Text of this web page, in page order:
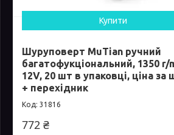
Купити
Шуруповерт MuTian ручний
багатофукціональний, 1350 r/
12V, 20 шт в упаковці, ціна за
+ перехідник
31816
772 ₴